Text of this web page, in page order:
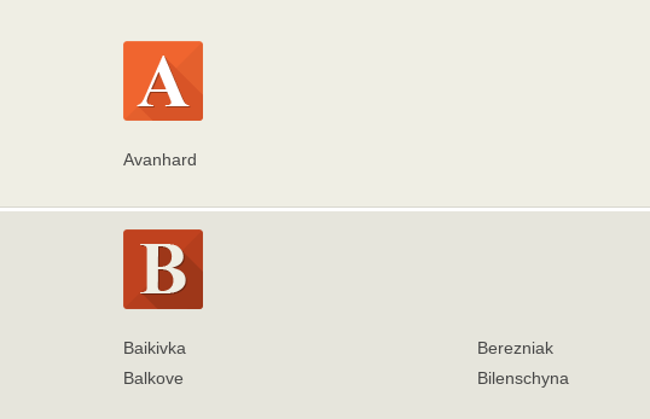
Avanhard
Baikivka
Balkove
Berezniak
Bilenschyna